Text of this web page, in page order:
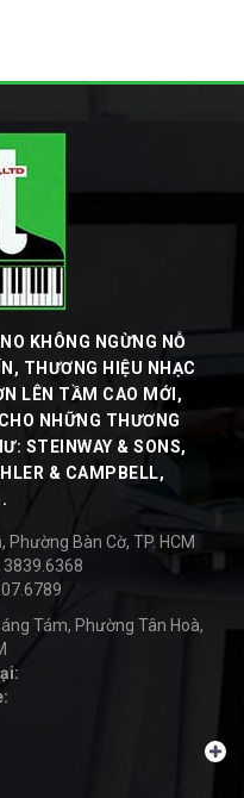
KHÔNG NGỪNG NỖ
THƯƠNG HIỆU NHẠC
LÊN TẦM CAO MỚI,
NHỮNG THƯƠNG
STEINWAY & SONS,
& CAMPBELL,
Phường Bàn Cờ, TP. HCM
Tám, Phường Tân Hoà,